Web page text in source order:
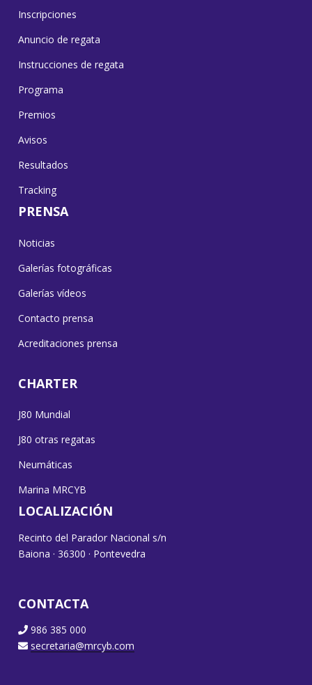
Inscripciones
Anuncio de regata
Instrucciones de regata
Programa
Premios
Avisos
Resultados
Tracking
PRENSA
Noticias
Galerías fotográficas
Galerías vídeos
Contacto prensa
Acreditaciones prensa
CHARTER
J80 Mundial
J80 otras regatas
Neumáticas
Marina MRCYB
LOCALIZACIÓN
Recinto del Parador Nacional s/n
Baiona · 36300 · Pontevedra
CONTACTA
986 385 000
secretaria@mrcyb.com